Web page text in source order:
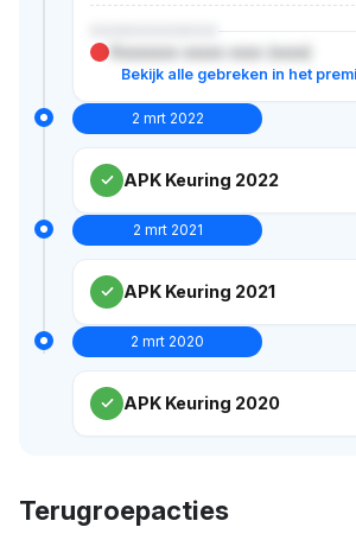
Xxxxxxxx xxxxx xxxx (xxxx)
Bekijk alle gebreken in het
2 mrt 2022
APK Keuring 2022
2 mrt 2021
APK Keuring 2021
2 mrt 2020
APK Keuring 2020
Terugroepacties